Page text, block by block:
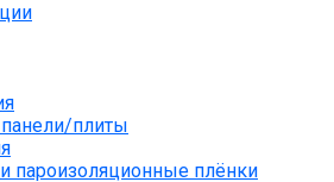
плиты
пароизоляционные плёнки